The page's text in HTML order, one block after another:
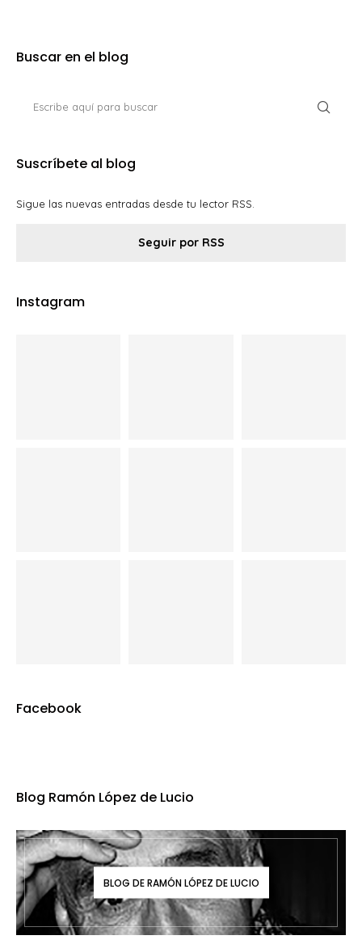
Buscar en el blog
Suscríbete al blog
Sigue las nuevas entradas desde tu lector RSS.
Seguir por RSS
Instagram
Facebook
Blog Ramón López de Lucio
BLOG DE RAMÓN LÓPEZ DE LUCIO